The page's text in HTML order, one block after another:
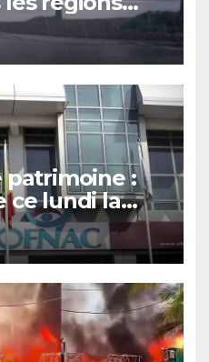
au cours
24 heures
patrimoine :
ce lundi la
sénégalais